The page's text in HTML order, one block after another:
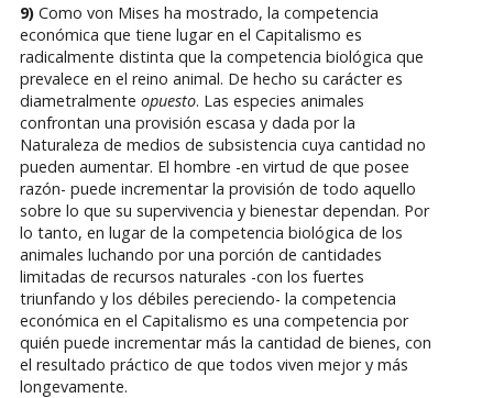
9)Como von Mises ha mostrado, la competencia
económica que tiene lugar en el Capitalismo es
radicalmente distinta que la competencia biológica que
prevalece en el reino animal. De hecho su carácter es
diametralmente opuesto. Las especies animales
confrontan una provisión escasa y dada por la
Naturaleza de medios de subsistencia cuya cantidad no
pueden aumentar. El hombre -en virtud de que posee
razón- puede incrementar la provisión de todo aquello
sobre lo que su supervivencia y bienestar dependan. Por
lo tanto, en lugar de la competencia biológica de los
animales luchando por una porción de cantidades
limitadas de recursos naturales -con los fuertes
triunfando y los débiles pereciendo- la competencia
económica en el Capitalismo es una competencia por
quién puede incrementar más la cantidad de bienes, con
el resultado práctico de que todos viven mejor y más
longevamente.